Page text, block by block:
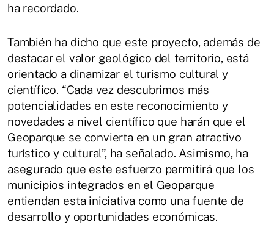
ha recordado.
También ha dicho que este proyecto, además de
destacar el valor geológico del territorio, está
orientado a dinamizar el turismo cultural y
científico. “Cada vez descubrimos más
potencialidades en este reconocimiento y
novedades a nivel científico que harán que el
Geoparque se convierta en un gran atractivo
turístico y cultural”, ha señalado. Asimismo, ha
asegurado que este esfuerzo permitirá que los
municipios integrados en el Geoparque
entiendan esta iniciativa como una fuente de
desarrollo y oportunidades económicas.